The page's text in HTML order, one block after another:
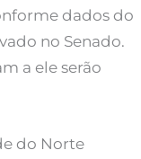
dados do
no Senado.
a ele serão
do Norte